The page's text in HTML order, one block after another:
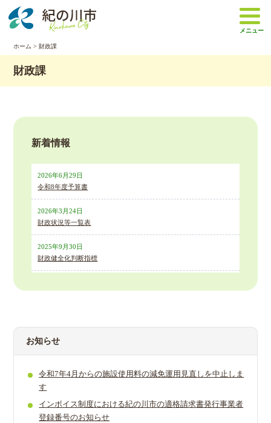
メニュー
ホーム > 財政課
財政課
新着情報
2026年6月29日
令和8年度予算書
2026年3月24日
財政状況等一覧表
2025年9月30日
財政健全化判断指標
お知らせ
令和7年4月からの施設使用料­の減免運用見直しを中止しま
す
インボイス制度における紀の川市の適格請求書発行事業者
登録番号のお知らせ